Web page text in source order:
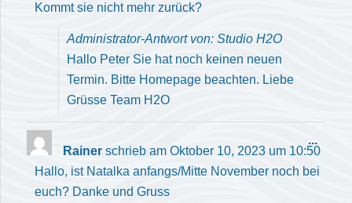
Kommt sie nicht mehr zurück?
Administrator-Antwort von: Studio H2O
Hallo Peter Sie hat noch keinen neuen
Termin. Bitte Homepage beachten. Liebe
Grüsse Team H2O
Rainer schrieb am Oktober 10, 2023 um 10:50
Hallo, ist Natalka anfangs/Mitte November noch bei
euch? Danke und Gruss
...
ein-/